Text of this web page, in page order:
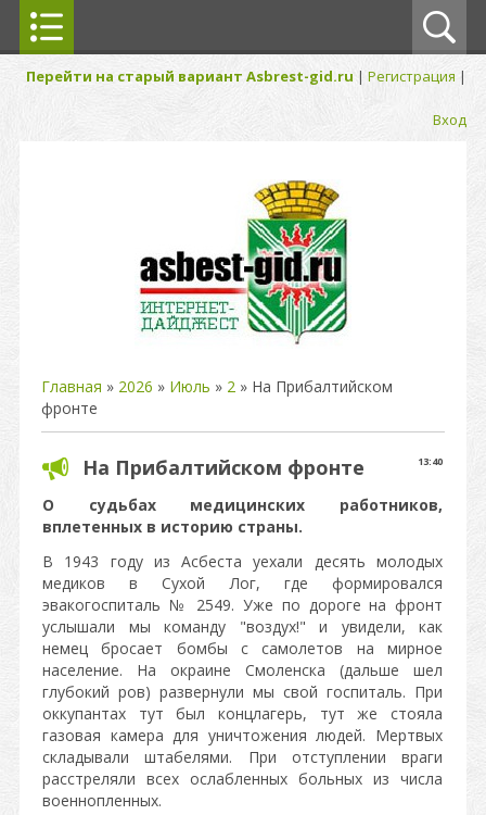
Перейти на старый вариант Asbrest-gid.ru | Регистрация |
Вход
Главная » 2026 » Июль » 2 » На Прибалтийском
фронте
13:40
На Прибалтийском фронте
О судьбах медицинских работников,
вплетенных в историю страны.
В 1943 году из Асбеста уехали десять молодых
медиков в Сухой Лог, где формировался
эвакогоспиталь № 2549. Уже по дороге на фронт
услышали мы команду "воздух!" и увидели, как
немец бросает бомбы с самолетов на мирное
население. На окраине Смоленска (дальше шел
глубокий ров) развернули мы свой госпиталь. При
оккупантах тут был концлагерь, тут же стояла
газовая камера для уничтожения людей. Мертвых
складывали штабелями. При отступлении враги
расстреляли всех ослабленных больных из числа
военнопленных.